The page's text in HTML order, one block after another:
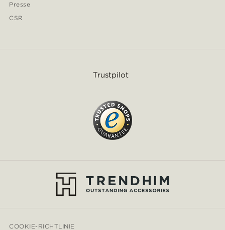
Presse
CSR
Trustpilot
COOKIE-RICHTLINIE